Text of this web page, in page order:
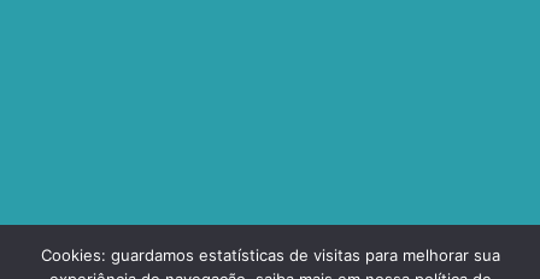
Cookies: guardamos estatísticas de visitas para melhorar sua